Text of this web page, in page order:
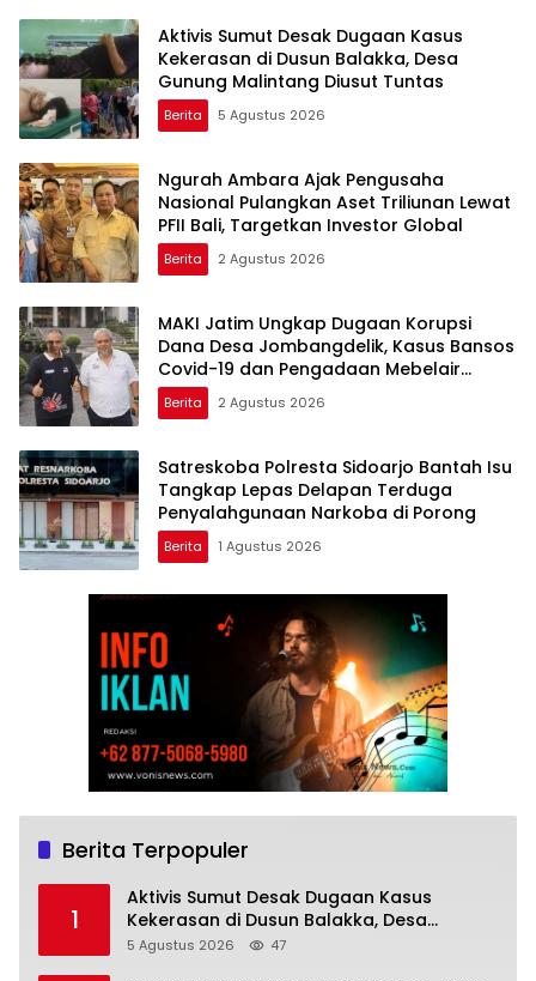
Aktivis Sumut Desak Dugaan Kasus
Kekerasan di Dusun Balakka, Desa
Gunung Malintang Diusut Tuntas
Berita 5 Agustus 2026
Ngurah Ambara Ajak Pengusaha
Nasional Pulangkan Aset Triliunan Lewat
PFII Bali, Targetkan Investor Global
Berita 2 Agustus 2026
MAKI Jatim Ungkap Dugaan Korupsi
Dana Desa Jombangdelik, Kasus Bansos
Covid-19 dan Pengadaan Mebelair
Segera Dilaporkan ke Kejati Jatim
Berita 2 Agustus 2026
Satreskoba Polresta Sidoarjo Bantah Isu
Tangkap Lepas Delapan Terduga
Penyalahgunaan Narkoba di Porong
Berita 1 Agustus 2026
Berita Terpopuler
1
Aktivis Sumut Desak Dugaan Kasus
Kekerasan di Dusun Balakka, Desa
Gunung Malintang Diusut Tuntas
5 Agustus 2026 47